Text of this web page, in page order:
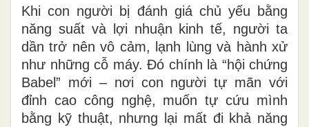
Khi con người bị đánh giá chủ yếu bằng
năng suất và lợi nhuận kinh tế, người ta
dần trở nên vô cảm, lạnh lùng và hành xử
như những cỗ máy. Đó chính là “hội chứng
Babel” mới – nơi con người tự mãn với
đỉnh cao công nghệ, muốn tự cứu mình
bằng kỹ thuật, nhưng lại mất đi khả năng